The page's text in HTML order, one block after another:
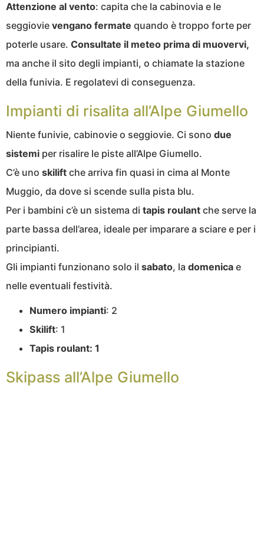
Attenzione al vento: capita che la cabinovia e le
seggiovie vengano fermate quando è troppo forte per
poterle usare. Consultate il meteo prima di muovervi,
ma anche il sito degli impianti, o chiamate la stazione
della funivia. E regolatevi di conseguenza.
Impianti di risalita all’Alpe Giumello
Niente funivie, cabinovie o seggiovie. Ci sono due
sistemi per risalire le piste all’Alpe Giumello.
C’è uno skilift che arriva fin quasi in cima al Monte
Muggio, da dove si scende sulla pista blu.
Per i bambini c’è un sistema di tapis roulant che serve la
parte bassa dell’area, ideale per imparare a sciare e per i
principianti.
Gli impianti funzionano solo il sabato, la domenica e
nelle eventuali festività.
Numero impianti: 2
Skilift: 1
Tapis roulant: 1
Skipass all’Alpe Giumello